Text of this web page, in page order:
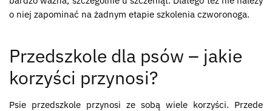
o niej zapominać na żadnym etapie szkolenia czworonoga.
Przedszkole dla psów – jakie
korzyści przynosi?
Psie przedszkole przynosi ze sobą wiele korzyści. Przede